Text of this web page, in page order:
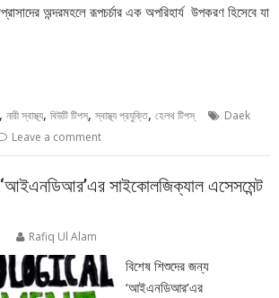
অন্দরমহলে রূপচর্চার এক অপরিহার্য উপকরণ হিসেবে যা
,নারী স্বাস্থ্য,বিউটি টিপস্,স্বাস্থ্য প্রযুক্তি,হেলথ টিপস্
Daek
Leave a comment
সাইকোলজিক্যাল এসেসমেন্ট
Rafiq Ul Alam
বিশেষ শিশুদের জন্য
‘আইএনডিআর’এর